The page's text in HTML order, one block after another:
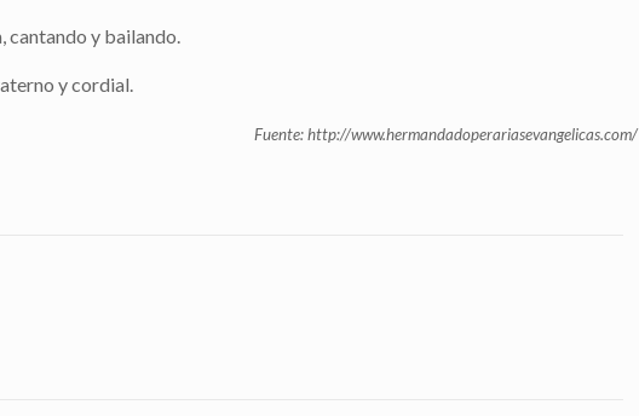
cantando y bailando.
y cordial.
Fuente: http://www.hermandadoperariasevangelicas.com/